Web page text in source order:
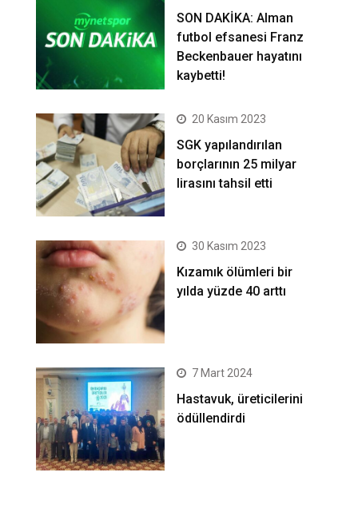
SON DAKİKA: Alman
futbol efsanesi Franz
Beckenbauer hayatını
kaybetti!
20 Kasım 2023
SGK yapılandırılan
borçlarının 25 milyar
lirasını tahsil etti
30 Kasım 2023
Kızamık ölümleri bir
yılda yüzde 40 arttı
7 Mart 2024
Hastavuk, üreticilerini
ödüllendirdi